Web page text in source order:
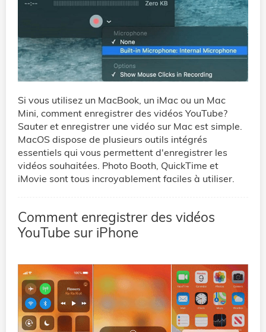
Si vous utilisez un MacBook, un iMac ou un Mac
Mini, comment enregistrer des vidéos YouTube?
Sauter et enregistrer une vidéo sur Mac est simple.
MacOS dispose de plusieurs outils intégrés
essentiels qui vous permettent d'enregistrer les
vidéos souhaitées. Photo Booth, QuickTime et
iMovie sont tous incroyablement faciles à utiliser.
Comment enregistrer des vidéos
YouTube sur iPhone